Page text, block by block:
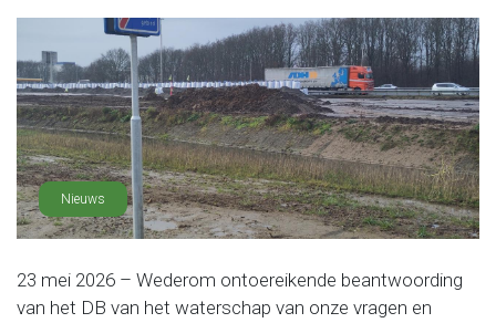
Nieuws
23 mei 2026 – Wederom ontoereikende beantwoording
van het DB van het waterschap van onze vragen en